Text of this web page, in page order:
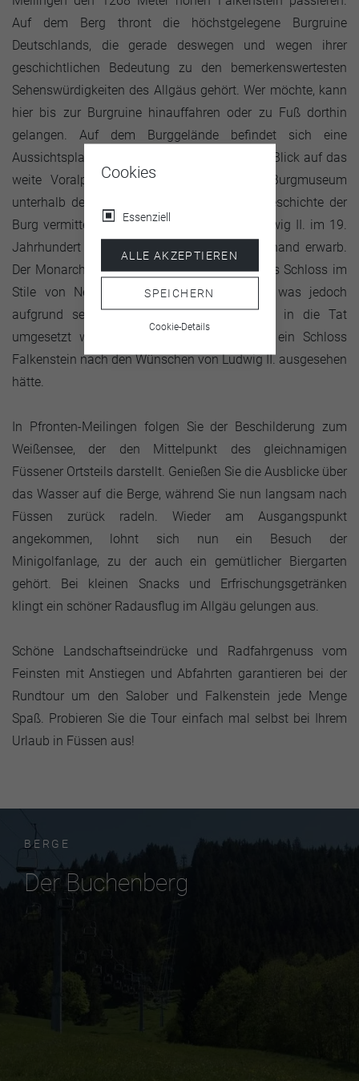
Auf dem Berg thront die höchstgelegene Burgruine
Deutschlands, die gerade deswegen und wegen ihrer
geschichtlichen Bedeutung zu den bemerkenswertesten
Sehenswürdigkeiten des Allgäus gehört. Wer möchte, kann
hier bis zur Burgruine hinauffahren oder zu Fuß dorthin
gelangen. Auf dem Burggelände befindet sich eine
Aussichtsplattform, die einen phantastischen Blick auf das
weite Voralpenland ermöglicht. In einem Burgmuseum
unterhalb der Ruine wird die interessante Geschichte der
Burg vermittelt, die schon Märchenkönig Ludwig II. im 19.
Jahrhundert derart gefiel, dass er sie kurzerhand erwarb.
Der Monarch wollte aus der Ruine ein weiteres Schloss im
Stile von Neuschwanstein machen lassen, was jedoch
aufgrund seines Todes wenig später nicht in die Tat
umgesetzt wurde. Das Museum zeigt, wie ein Schloss
Falkenstein nach den Wünschen von Ludwig II. ausgesehen
hätte.
In Pfronten-Meilingen folgen Sie der Beschilderung zum
Weißensee, der den Mittelpunkt des gleichnamigen
Füssener Ortsteils darstellt. Genießen Sie die Ausblicke über
das Wasser auf die Berge, während Sie nun langsam nach
Füssen zurück radeln. Wieder am Ausgangspunkt
angekommen, lohnt sich nun ein Besuch der
Minigolfanlage, zu der auch ein gemütlicher Biergarten
gehört. Bei kleinen Snacks und Erfrischungsgetränken
klingt ein schöner Radausflug im Allgäu gelungen aus.
Schöne Landschaftseindrücke und Radfahrgenuss vom
Feinsten mit Anstiegen und Abfahrten garantieren bei der
Rundtour um den Salober und Falkenstein jede Menge
Spaß. Probieren Sie die Tour einfach mal selbst bei Ihrem
Urlaub in Füssen aus!
BERGE
Der Buchenberg
Cookies
Essenziell
ALLE AKZEPTIEREN
SPEICHERN
Cookie-Details